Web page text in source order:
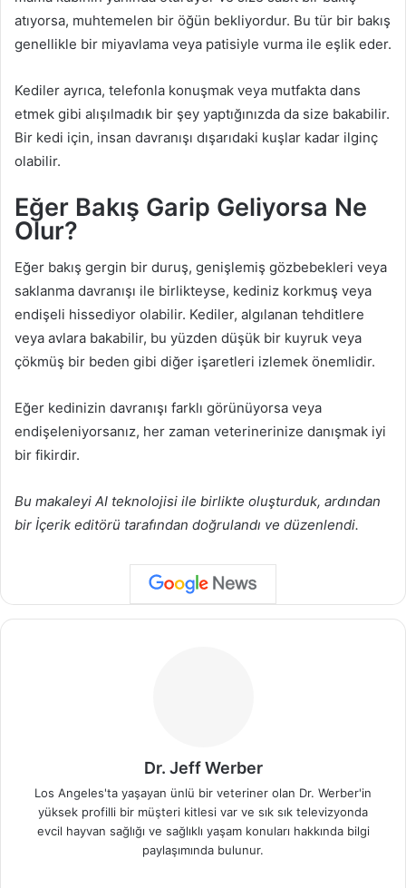
atıyorsa, muhtemelen bir öğün bekliyordur. Bu tür bir bakış
genellikle bir miyavlama veya patisiyle vurma ile eşlik eder.
Kediler ayrıca, telefonla konuşmak veya mutfakta dans
etmek gibi alışılmadık bir şey yaptığınızda da size bakabilir.
Bir kedi için, insan davranışı dışarıdaki kuşlar kadar ilginç
olabilir.
Eğer Bakış Garip Geliyorsa Ne
Olur?
Eğer bakış gergin bir duruş, genişlemiş gözbebekleri veya
saklanma davranışı ile birlikteyse, kediniz korkmuş veya
endişeli hissediyor olabilir. Kediler, algılanan tehditlere
veya avlara bakabilir, bu yüzden düşük bir kuyruk veya
çökmüş bir beden gibi diğer işaretleri izlemek önemlidir.
Eğer kedinizin davranışı farklı görünüyorsa veya
endişeleniyorsanız, her zaman veterinerinize danışmak iyi
bir fikirdir.
Bu makaleyi AI teknolojisi ile birlikte oluşturduk, ardından
bir İçerik editörü tarafından doğrulandı ve düzenlendi.
Dr. Jeff Werber
Los Angeles'ta yaşayan ünlü bir veteriner olan Dr. Werber'in
yüksek profilli bir müşteri kitlesi var ve sık sık televizyonda
evcil hayvan sağlığı ve sağlıklı yaşam konuları hakkında bilgi
paylaşımında bulunur.